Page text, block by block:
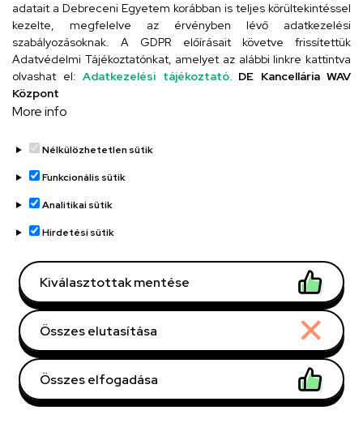
Kapcsolat
Debreceni Egyetem Kossuth
Lajos Gyakorló Gimnáziuma
és Általános Iskolája Kossuth
utcai feladatellátási hely
("Kiskossuth")
Telefonszám
+36 52 518 616
Email
iskola@kossuth-alt.unideb.hu
adatait a Debreceni Egyetem korábban is teljes körültekintéssel
kezelte, megfelelve az érvényben lévő adatkezelési
szabályozásoknak. A GDPR előírásait követve frissítettük
Adatvédelmi Tájékoztatónkat, amelyet az alábbi linkre kattintva
olvashat el: Adatkezelési tájékoztató. DE Kancellária WAV
Központ
More info
Nélkülözhetetlen sütik
Funkcionális sütik
Analitikai sütik
Hirdetési sütik
Kiválasztottak mentése
Összes elutasítása
Összes elfogadása